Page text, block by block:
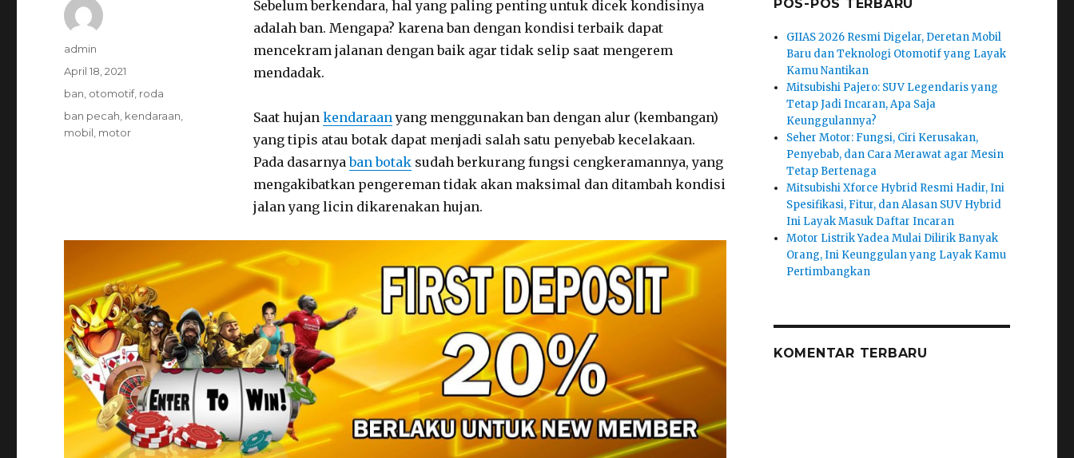
Sebelum berkendara, hal yang paling penting untuk dicek kondisinya
adalah ban. Mengapa? karena ban dengan kondisi terbaik dapat
mencekram jalanan dengan baik agar tidak selip saat mengerem
mendadak.
Saat hujan kendaraanyang menggunakan ban dengan alur (kembangan)
yang tipis atau botak dapat menjadi salah satu penyebab kecelakaan.
Pada dasarnyaban botaksudah berkurang fungsi cengkeramannya, yang
mengakibatkan pengereman tidak akan maksimal dan ditambah kondisi
jalan yang licin dikarenakan hujan.
Author
admin
Posted
on
April 18, 2021
Categories
ban otomotif, roda
Tags
ban pecah kendaraan
mobil motor
POS-POS TERBARU
GIIAS 2026 Resmi Digelar, Deretan Mobil
Baru dan Teknologi Otomotif yang Layak
Kamu Nantikan
Mitsubishi Pajero: SUV Legendaris yang
Tetap Jadi Incaran, Apa Saja
Keunggulannya?
Seher Motor: Fungsi, Ciri Kerusakan,
Penyebab, dan Cara Merawat agar Mesin
Tetap Bertenaga
Mitsubishi Xforce Hybrid Resmi Hadir, Ini
Spesifikasi, Fitur, dan Alasan SUV Hybrid
Ini Layak Masuk Daftar Incaran
Motor Listrik Yadea Mulai Dilirik Banyak
Orang, Ini Keunggulan yang Layak Kamu
Pertimbangkan
KOMENTAR TERBARU